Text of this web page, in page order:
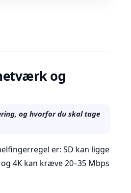
og
og hvorfor du skal tage
er: SD kan ligge
4K kan kræve 20–35 Mbps